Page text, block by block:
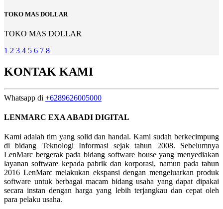
TOKO MAS DOLLAR
TOKO MAS DOLLAR
1 2 3 4 5 6 7 8
KONTAK KAMI
Whatsapp di +6289626005000
LENMARC EXA ABADI DIGITAL
Kami adalah tim yang solid dan handal. Kami sudah berkecimpung
di bidang Teknologi Informasi sejak tahun 2008. Sebelumnya
LenMarc bergerak pada bidang software house yang menyediakan
layanan software kepada pabrik dan korporasi, namun pada tahun
2016 LenMarc melakukan ekspansi dengan mengeluarkan produk
software untuk berbagai macam bidang usaha yang dapat dipakai
secara instan dengan harga yang lebih terjangkau dan cepat oleh
para pelaku usaha.